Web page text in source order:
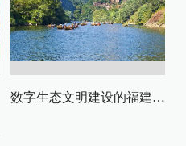
数字生态文明建设的福建路径与启示